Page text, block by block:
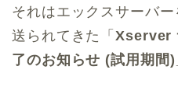
それはエックスサーバー
送られてきた「Xserver
了のお知らせ (試用期間)